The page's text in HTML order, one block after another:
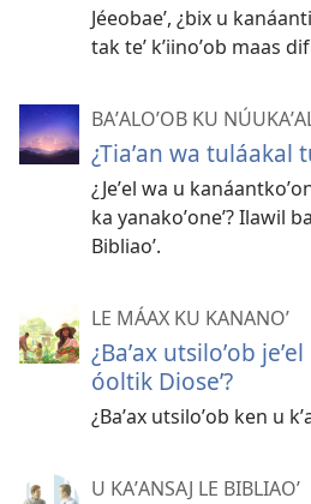
Jéeobaeʼ, ¿bix u
tak teʼ kʼiinoʼob maas
BAʼALOʼOB KU
¿Tiaʼan wa tuláakal
¿Jeʼel wa u
ka yanakoʼoneʼ? Ilawil
Bibliaoʼ.
LE MÁAX KU KANANOʼ
¿Baʼax utsiloʼob
óoltik Dioseʼ?
¿Baʼax utsiloʼob ken u
U KAʼANSAJ LE BIBLIAOʼ